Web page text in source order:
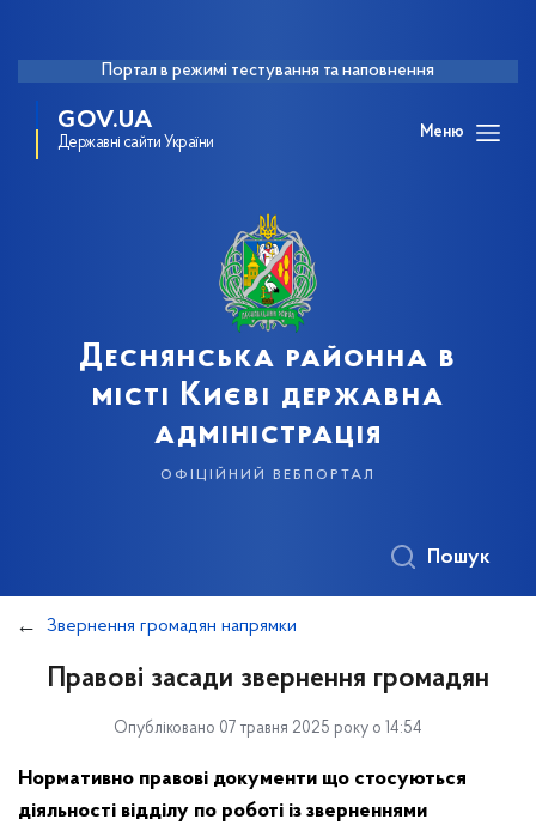
Портал в режимі тестування та наповнення
GOV.UA
Державні сайти України
Меню
Деснянська районна в
місті Києві державна
адміністрація
офіційний вебпортал
Пошук
Звернення громадян напрямки
Правові засади звернення громадян
Опубліковано 07 травня 2025 року о 14:54
Нормативно правові документи що стосуються
діяльності відділу по роботі із зверненнями